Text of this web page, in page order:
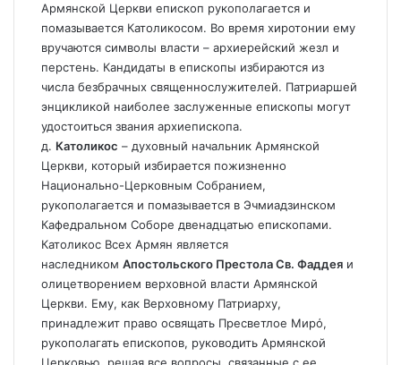
Армянской Церкви епископ рукополагается и
помазывается Католикосом. Во время хиротонии ему
вручаются символы власти – архиерейский жезл и
перстень. Кандидаты в епископы избираются из
числа безбрачных священнослужителей. Патриаршей
энцикликой наиболее заслуженные епископы могут
удостоиться звания архиепископа.
д. Католикос – духовный начальник Армянской
Церкви, который избирается пожизненно
Национально-Церковным Собранием,
рукополагается и помазывается в Эчмиадзинском
Кафедральном Соборе двенадцатью епископами.
Католикос Всех Армян является
наследником Апостольского Престола Св. Фаддея и
олицетворением верховной власти Армянской
Церкви. Ему, как Верховному Патриарху,
принадлежит право освящать Пресветлое Мирό,
рукополагать епископов, руководить Армянской